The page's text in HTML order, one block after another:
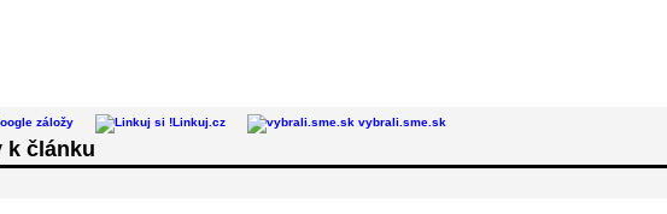
záložy Linkuj.cz vybrali.sme.sk
k článku